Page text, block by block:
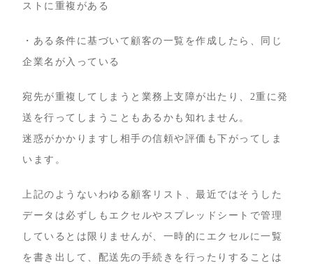
ストに重複がある
・ある条件に基づいて顧客の一覧を作成したら、同じ
企業名が入っている
宛先が重複してしまうと業務上支障が出たり、2重に発
送を行ってしまうこともあるかも知れません。
迷惑がかかりますし相手の信頼や評価も下がってしま
います。
上記のようないわゆる顧客リスト、最近ではそうした
データは必ずしもエクセルやスプレッドシートで管理
しているとは限りませんが、一時的にエクセルに一覧
を書き出して、配送先の手続きを行ったりすることは